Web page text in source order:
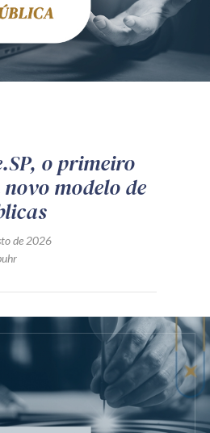
o primeiro
modelo de
de 2026